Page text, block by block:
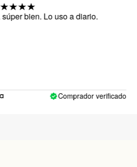
bien. Lo uso a diario.
Comprador verificado